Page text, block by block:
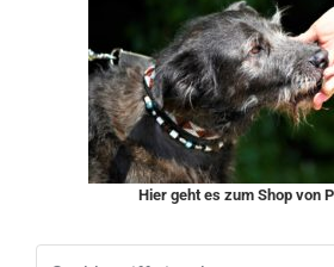
Hier geht es zum Shop von